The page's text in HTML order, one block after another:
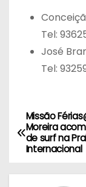
Tel:
José
Tel:
N
a
v
Missão
Moreira
de surf na
Internacional